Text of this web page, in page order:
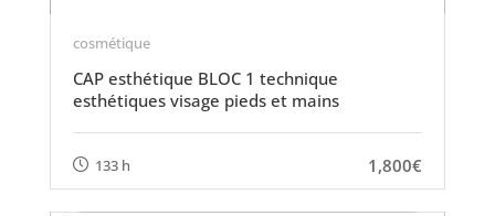
cosmétique
CAP esthétique BLOC 1 technique
esthétiques visage pieds et mains
133 h 1,800€